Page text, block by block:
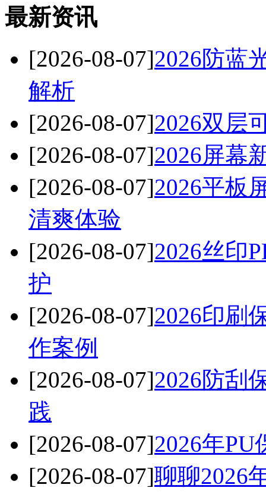
最新资讯
[2026-08-07]2026防蓝
解析
[2026-08-07]2026双层
[2026-08-07]2026屏幕
[2026-08-07]2026平板
清爽体验
[2026-08-07]2026丝印
护
[2026-08-07]2026印刷
作案例
[2026-08-07]2026防刮
践
[2026-08-07]2026年
[2026-08-07]聊聊2026